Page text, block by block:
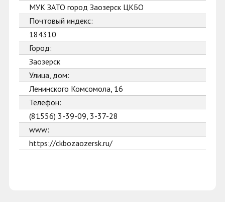
МУК ЗАТО город Заозерск ЦКБО
Почтовый индекс:
184310
Город:
Заозерск
Улица, дом:
Ленинского Комсомола, 16
Телефон:
(81556) 3-39-09, 3-37-28
www:
https://ckbozaozersk.ru/